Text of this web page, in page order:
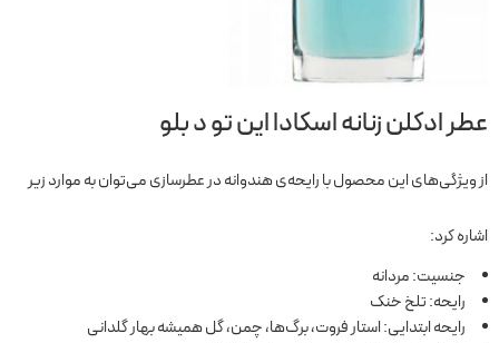
عطر ادکلن زنانه اسکادا این تو د بلو
از ویژگی‌های این محصول با رایحه‌ی هندوانه در عطرسازی می‌توان به موارد زیر
اشاره کرد:
جنسیت: مردانه
رایحه: تلخ خنک
رایحه ابتدایی: استار فروت، برگ‌ها، چمن، گل همیشه بهار گلدانی